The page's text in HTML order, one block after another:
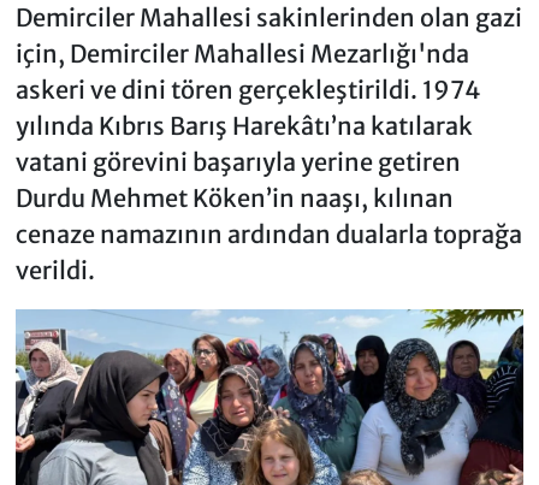
Demirciler Mahallesi sakinlerinden olan gazi
için, Demirciler Mahallesi Mezarlığı'nda
askeri ve dini tören gerçekleştirildi. 1974
yılında Kıbrıs Barış Harekâtı’na katılarak
vatani görevini başarıyla yerine getiren
Durdu Mehmet Köken’in naaşı, kılınan
cenaze namazının ardından dualarla toprağa
verildi.